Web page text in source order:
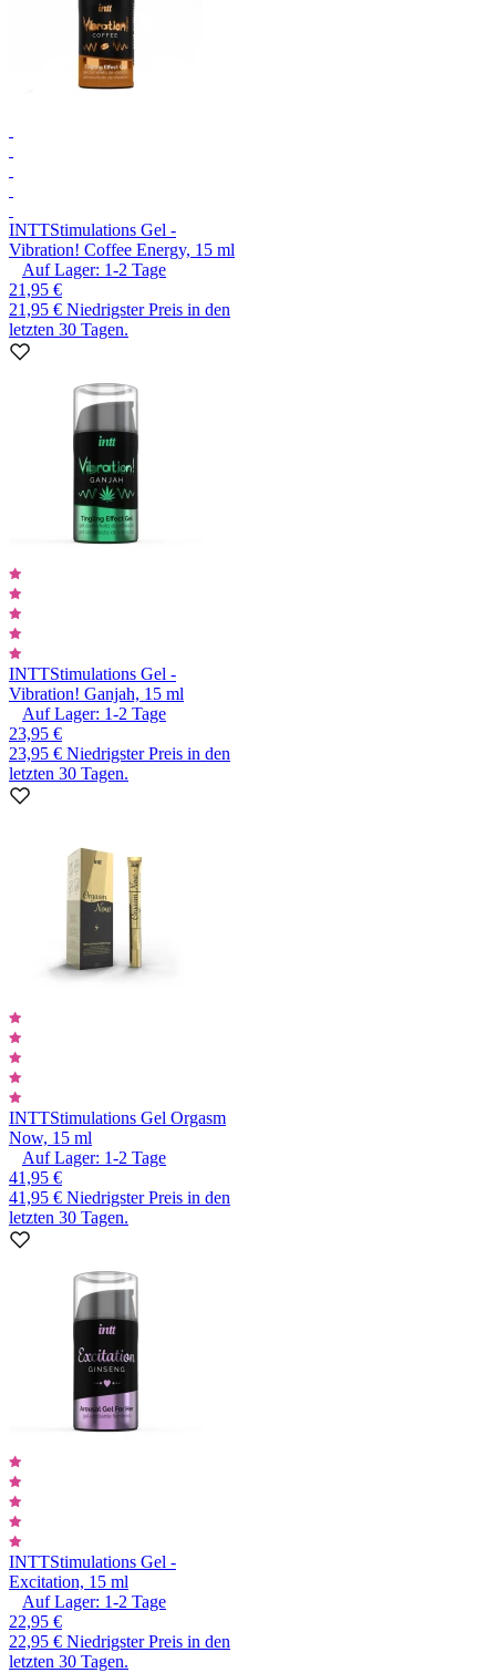
INTTStimulations Gel -
Vibration! Coffee Energy, 15 ml
Auf Lager: 1-2 Tage
21,95 €
21,95 € Niedrigster Preis in den
letzten 30 Tagen.
INTTStimulations Gel -
Vibration! Ganjah, 15 ml
Auf Lager: 1-2 Tage
23,95 €
23,95 € Niedrigster Preis in den
letzten 30 Tagen.
INTTStimulations Gel Orgasm
Now, 15 ml
Auf Lager: 1-2 Tage
41,95 €
41,95 € Niedrigster Preis in den
letzten 30 Tagen.
INTTStimulations Gel -
Excitation, 15 ml
Auf Lager: 1-2 Tage
22,95 €
22,95 € Niedrigster Preis in den
letzten 30 Tagen.